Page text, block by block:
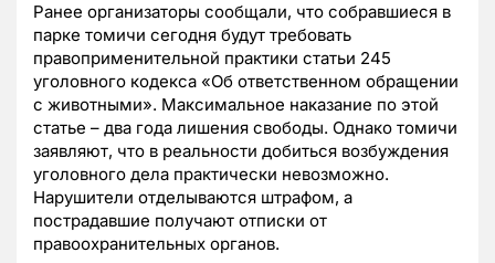
Ранее организаторы сообщали, что собравшиеся в
парке томичи сегодня будут требовать
правоприменительной практики статьи 245
уголовного кодекса «Об ответственном обращении
с животными». Максимальное наказание по этой
статье – два года лишения свободы. Однако томичи
заявляют, что в реальности добиться возбуждения
уголовного дела практически невозможно.
Нарушители отделываются штрафом, а
пострадавшие получают отписки от
правоохранительных органов.